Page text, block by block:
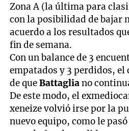
Zona A (la última para
con la posibilidad de bajar
acuerdo a los resultados
fin de semana.
Con un balance de 3
empatados y 3 perdidos,
de queBattagliano
De este modo, el
xeneize volvió irse por la
nuevo equipo, como le pasó